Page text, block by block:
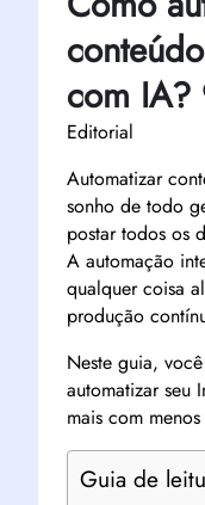
com IA?
Editorial
Automatizar
sonho de todo
postar todos os
A automação
qualquer coisa
produção
Neste guia,
automatizar seu
mais com
Guia de